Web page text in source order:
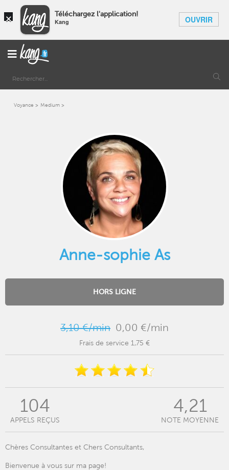
× Téléchargez l'application!
Kang OUVRIR
Voyance Medium
Anne-sophie As
HORS LIGNE
3,10 €/min 0,00 €/min
Frais de service 1,75 €
104
APPELS REÇUS
4,21
NOTE MOYENNE
Chères Consultantes et Chers Consultants,
Bienvenue à vous sur ma page!